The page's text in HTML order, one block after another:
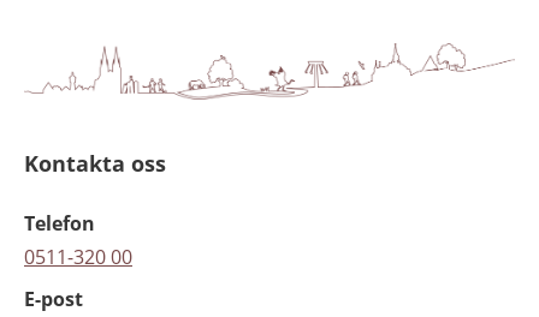
Kontakta oss
Telefon
0511-320 00
E-post